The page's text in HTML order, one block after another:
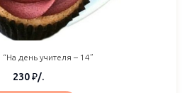
“На день учителя – 14”
230₽/.